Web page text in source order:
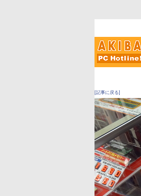
[記事に戻る]